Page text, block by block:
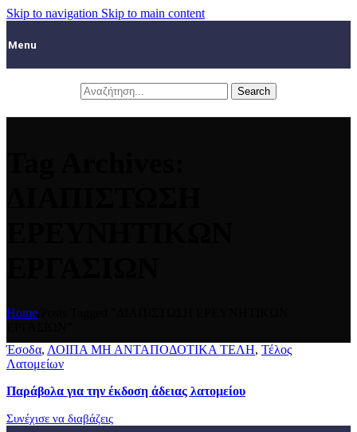
Skip to navigation Skip to main content
Menu
Search
Home
Έσοδα, ΛΟΙΠΑ ΜΗ ΑΝΤΑΠΟΔΟΤΙΚΑ ΤΕΛΗ, Τέλος
Λατομείων
Παράβολα για την έκδοση άδειας λατομείου
Συνέχισε να διαβάζεις